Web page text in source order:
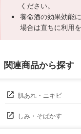
ください。
養命酒の効果効能
場合は直ちに利用
関連商品から探す
肌あれ・ニキビ
しみ・そばかす